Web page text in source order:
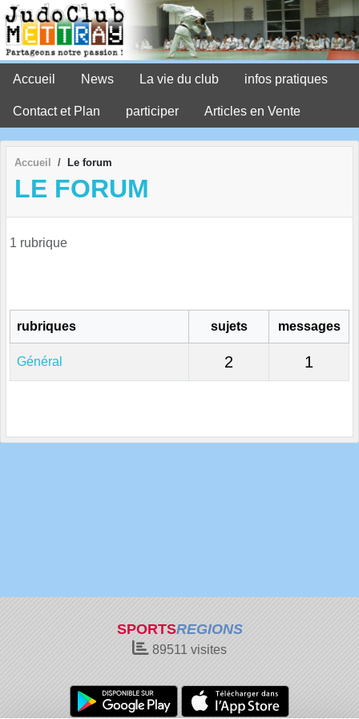
Accueil News La vie du club infos pratiques
Contact et Plan participer Articles en Vente
Accueil Le forum
LE FORUM
1 rubrique
rubriques sujets messages
Général 2 1
SPORTSREGIONS
89511 visites
Panneau de gestion des cookies